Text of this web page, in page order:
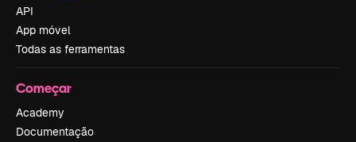
API
App móvel
Todas as ferramentas
Começar
Academy
Documentação